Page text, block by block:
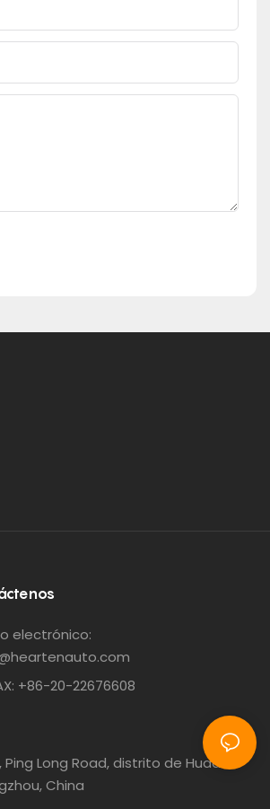
electrónico:
+86-20-22676608
Ping Long Road, distrito de Huadu,
China